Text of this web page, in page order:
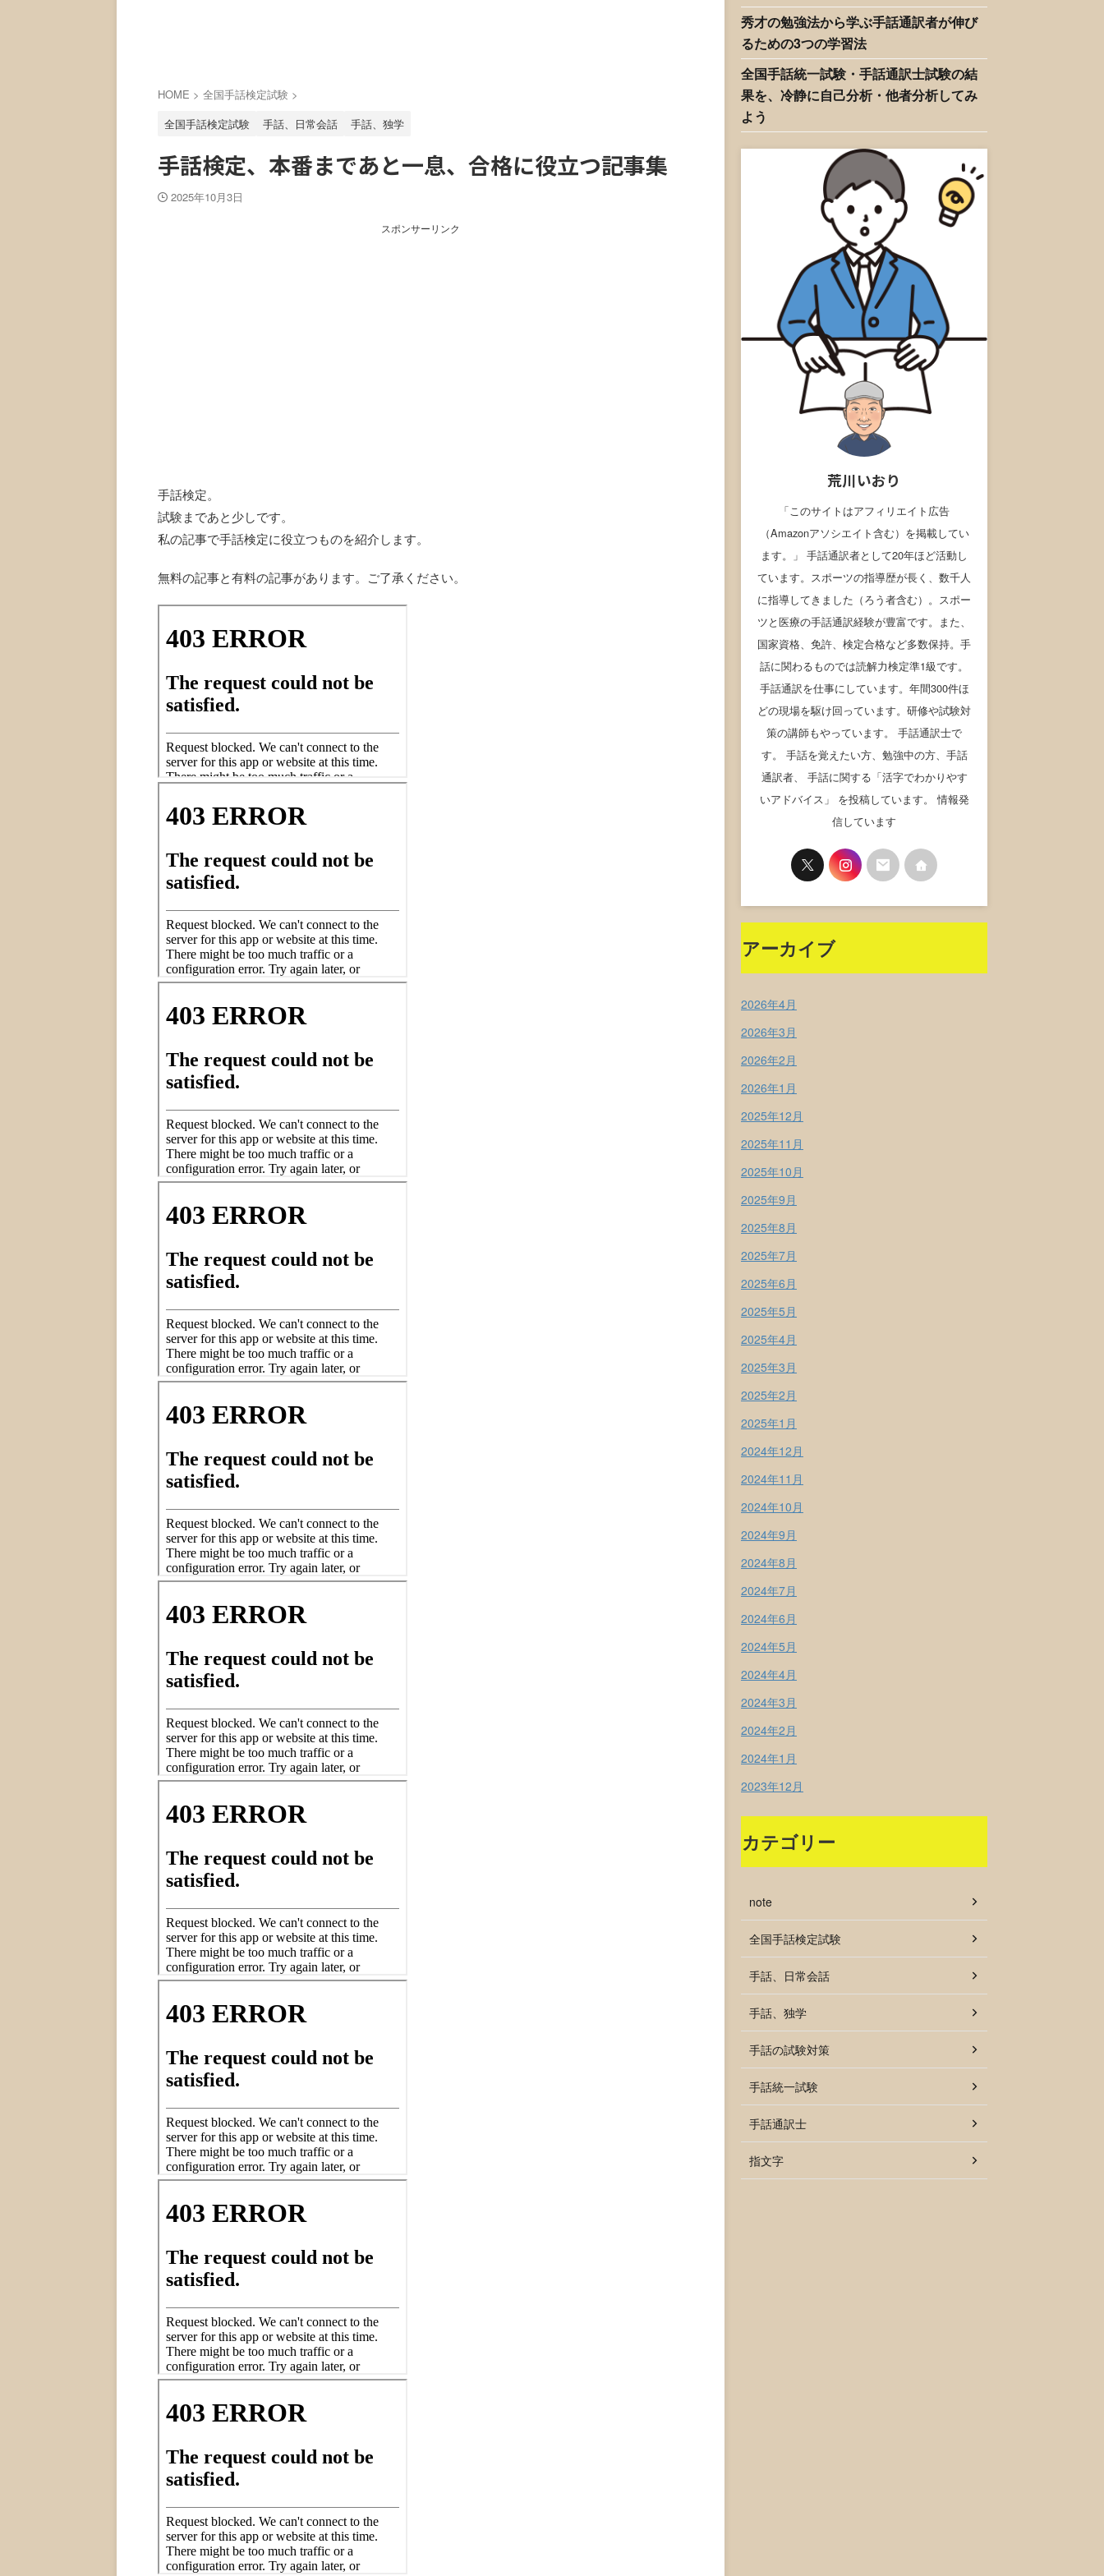
HOME > 全国手話検定試験 >
全国手話検定試験
手話、日常会話 手話、独学
手話検定、本番まであと一息、合格に役立つ記事集
2025年10月3日
スポンサーリンク
手話検定。
試験まであと少しです。
私の記事で手話検定に役立つものを紹介します。
無料の記事と有料の記事があります。ご了承ください。
秀才の勉強法から学ぶ手話通訳者が伸び
るための3つの学習法
全国手話統一試験・手話通訳士試験の結
果を、冷静に自己分析・他者分析してみ
よう
荒川いおり
「このサイトはアフィリエイト広告
（Amazonアソシエイト含む）を掲載してい
ます。」 手話通訳者として20年ほど活動し
ています。スポーツの指導歴が長く、数千人
に指導してきました（ろう者含む）。スポー
ツと医療の手話通訳経験が豊富です。また、
国家資格、免許、検定合格など多数保持。手
話に関わるものでは読解力検定準1級です。
手話通訳を仕事にしています。年間300件ほ
どの現場を駆け回っています。研修や試験対
策の講師もやっています。 手話通訳士で
す。 手話を覚えたい方、勉強中の方、手話
通訳者、 手話に関する「活字でわかりやす
いアドバイス」 を投稿しています。 情報発
信しています
アーカイブ
2026年4月
2026年3月
2026年2月
2026年1月
2025年12月
2025年11月
2025年10月
2025年9月
2025年8月
2025年7月
2025年6月
2025年5月
2025年4月
2025年3月
2025年2月
2025年1月
2024年12月
2024年11月
2024年10月
2024年9月
2024年8月
2024年7月
2024年6月
2024年5月
2024年4月
2024年3月
2024年2月
2024年1月
2023年12月
カテゴリー
note
全国手話検定試験
手話、日常会話
手話、独学
手話の試験対策
手話統一試験
手話通訳士
指文字